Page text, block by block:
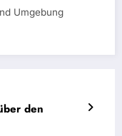
Umgebung
den